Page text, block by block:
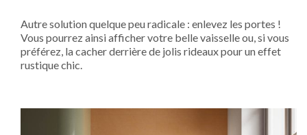
Autre solution quelque peu radicale : enlevez les portes !
Vous pourrez ainsi afficher votre belle vaisselle ou, si vous
préférez, la cacher derrière de jolis rideaux pour un effet
rustique chic.